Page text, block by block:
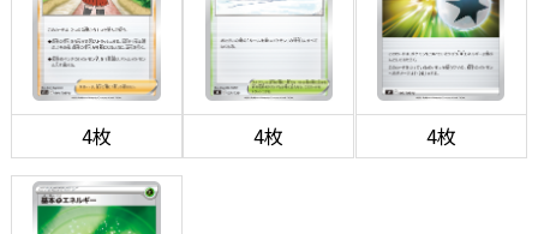
4枚 4枚 4枚